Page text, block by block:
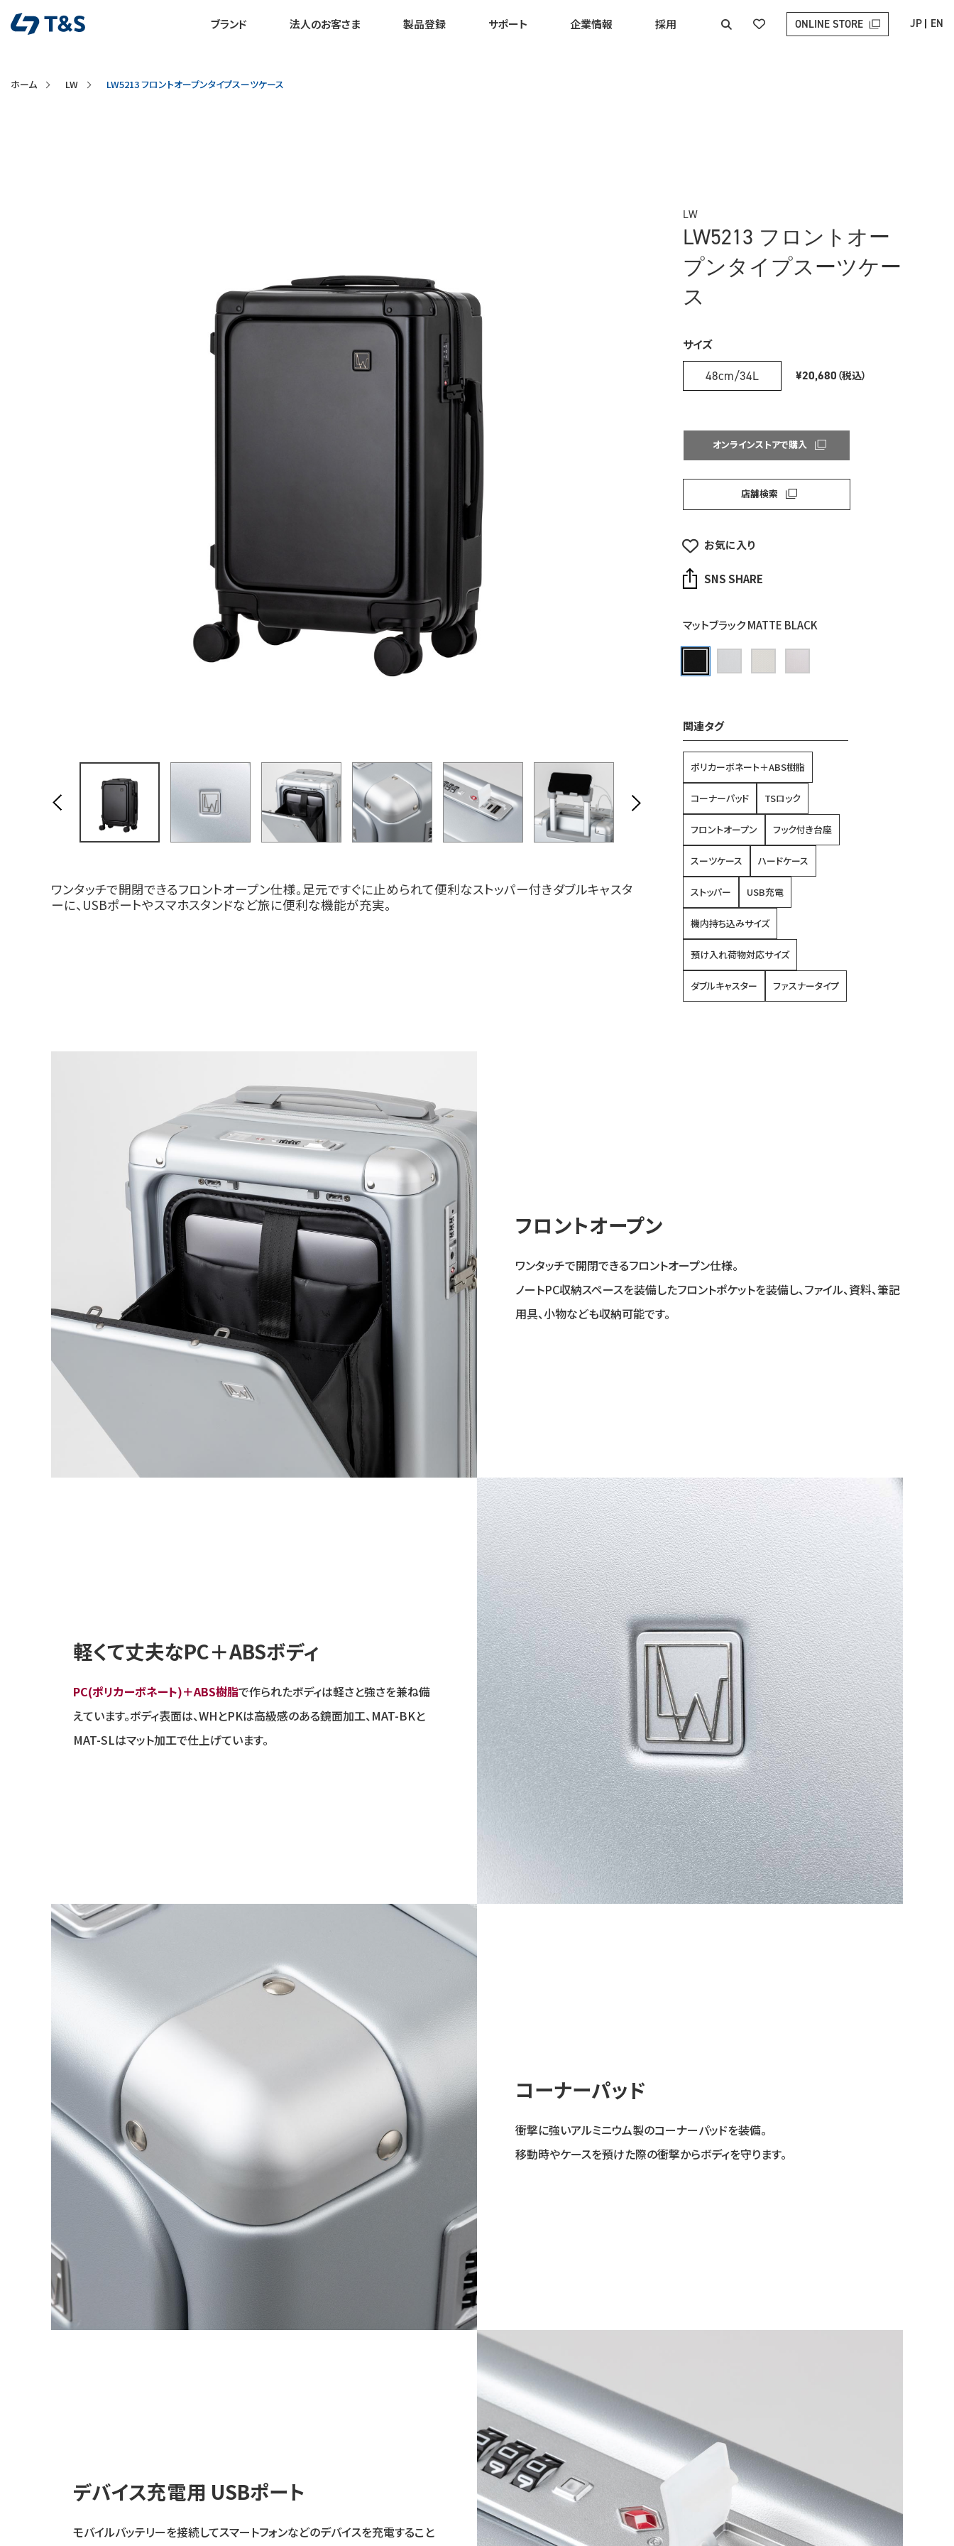
ブランド 法人のお客さま 製品登録 サポート 企業情報 採用 ONLINE STORE JP EN
ホーム LW LW5213 フロントオープンタイプスーツケース
ワンタッチで開閉できるフロントオープン仕様。足元ですぐに止められて便利なストッパー付きダブルキャスタ
ーに、USBポートやスマホスタンドなど旅に便利な機能が充実。
LW
LW5213 フロントオー
プンタイプスーツケー
ス
サイズ
48cm/34L ¥20,680 （税込）
オンラインストアで購入
店舗検索
お気に入り
SNS SHARE
マットブラック MATTE BLACK
関連タグ
ポリカーボネート＋ABS樹脂
コーナーパッド TSロック
フロントオープン フック付き台座
スーツケース ハードケース
ストッパー USB充電
機内持ち込みサイズ
預け入れ荷物対応サイズ
ダブルキャスター ファスナータイプ
フロントオープン
ワンタッチで開閉できるフロントオープン仕様。
ノートPC収納スペースを装備したフロントポケットを装備し、ファイル、資料、筆記
用具、小物なども収納可能です。
軽くて丈夫なPC＋ABSボディ
PC(ポリカーボネート)＋ABS樹脂で作られたボディは軽さと強さを兼ね備
えています。ボディ表面は、WHとPKは高級感のある鏡面加工、MAT-BKと
MAT-SLはマット加工で仕上げています。
コーナーパッド
衝撃に強いアルミニウム製のコーナーパッドを装備。
移動時やケースを預けた際の衝撃からボディを守ります。
デバイス充電用 USBポート
モバイルバッテリーを接続してスマートフォンなどのデバイスを充電すること